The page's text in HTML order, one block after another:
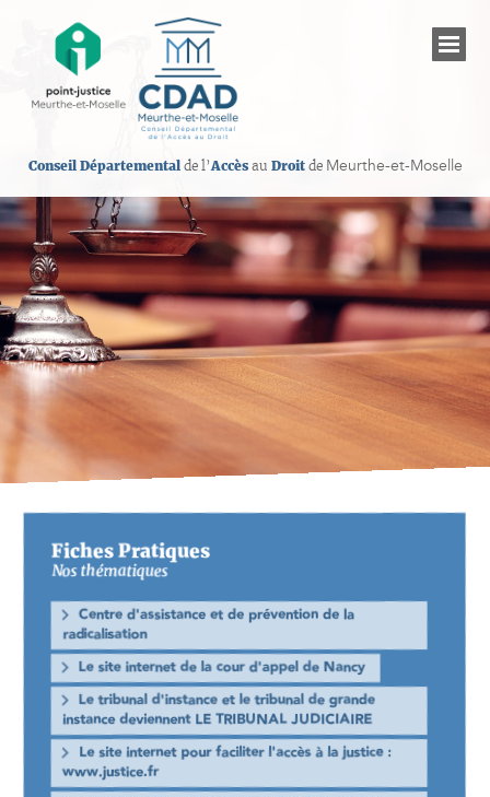
Conseil Départemental de l’Accès au Droit de Meurthe-et-Moselle
Présentation du CDAD de Meurthe-et-Moselle
Les établissements judiciaires
Informations sur les droits
Les professionnels de l’accès au droit
Fiches Pratiques
Nos thématiques
Centre d'assistance et de prévention de la
radicalisation
Le site internet de la cour d'appel de Nancy
Le tribunal d'instance et le tribunal de grande
instance deviennent LE TRIBUNAL JUDICIAIRE
Le site internet pour faciliter l'accès à la justice :
www.justice.fr